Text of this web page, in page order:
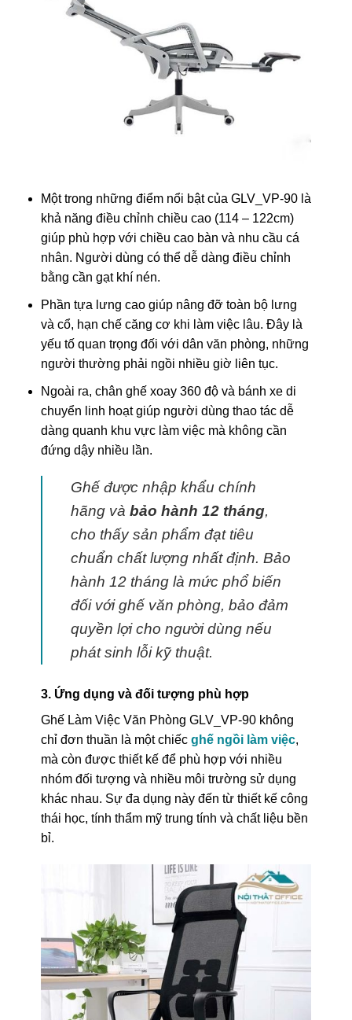
Một trong những điểm nổi bật của GLV_VP-90 là
khả năng điều chỉnh chiều cao (114 – 122cm)
giúp phù hợp với chiều cao bàn và nhu cầu cá
nhân. Người dùng có thể dễ dàng điều chỉnh
bằng cần gạt khí nén.
Phần tựa lưng cao giúp nâng đỡ toàn bộ lưng
và cổ, hạn chế căng cơ khi làm việc lâu. Đây là
yếu tố quan trọng đối với dân văn phòng, những
người thường phải ngồi nhiều giờ liên tục.
Ngoài ra, chân ghế xoay 360 độ và bánh xe di
chuyển linh hoạt giúp người dùng thao tác dễ
dàng quanh khu vực làm việc mà không cần
đứng dậy nhiều lần.
Ghế được nhập khẩu chính
hãng và bảo hành 12 tháng,
cho thấy sản phẩm đạt tiêu
chuẩn chất lượng nhất định. Bảo
hành 12 tháng là mức phổ biến
đối với ghế văn phòng, bảo đảm
quyền lợi cho người dùng nếu
phát sinh lỗi kỹ thuật.
3. Ứng dụng và đối tượng phù hợp
Ghế Làm Việc Văn Phòng GLV_VP-90 không
chỉ đơn thuần là một chiếc ghế ngồi làm việc,
mà còn được thiết kế để phù hợp với nhiều
nhóm đối tượng và nhiều môi trường sử dụng
khác nhau. Sự đa dụng này đến từ thiết kế công
thái học, tính thẩm mỹ trung tính và chất liệu bền
bỉ.